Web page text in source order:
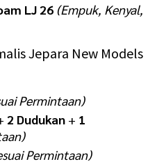
LJ 26 (Empuk, Kenyal,
Jepara New Models
Permintaan)
2 Dudukan + 1
Permintaan)